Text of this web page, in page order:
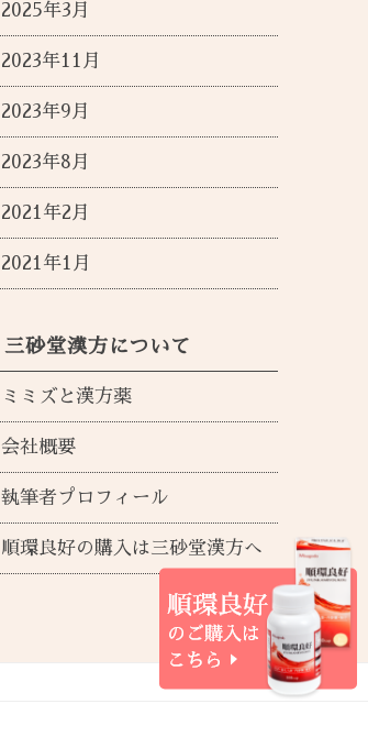
2025年3月
2023年11月
2023年9月
2023年8月
2021年2月
2021年1月
三砂堂漢方について
ミミズと漢方薬
会社概要
執筆者プロフィール
順環良好の購入は三砂堂漢方へ